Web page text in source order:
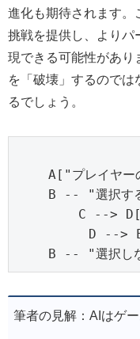
進化も期待されます。
挑戦を提供し、よりパ
現できる可能性があり
を「破壊」するのでは
るでしょう。
A["プレイヤ
B -- "選択す
C -->
D -->
B -- "選択し
筆者の見解：AIはゲ